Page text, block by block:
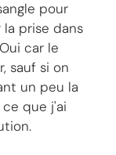
pour
prise dans
car le
sauf si on
un peu la
que j'ai